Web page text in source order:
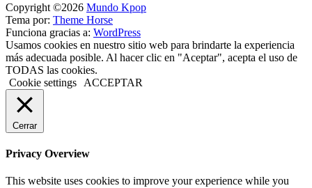
Copyright ©2026 Mundo Kpop
Tema por: Theme Horse
Funciona gracias a: WordPress
Usamos cookies en nuestro sitio web para brindarte la experiencia
más adecuada posible. Al hacer clic en "Aceptar", acepta el uso de
TODAS las cookies.
Cookie settings
ACCEPTAR
Cerrar
Privacy Overview
This website uses cookies to improve your experience while you